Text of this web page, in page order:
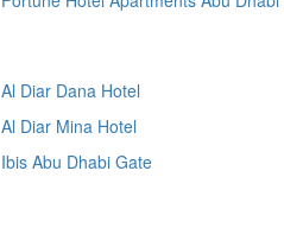
Al Diar Dana Hotel
Al Diar Mina Hotel
Ibis Abu Dhabi Gate